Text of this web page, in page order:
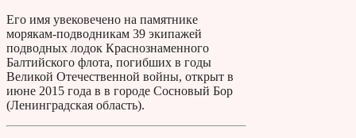
Его имя увековечено на памятнике
морякам-подводникам 39 экипажей
подводных лодок Краснознаменного
Балтийского флота, погибших в годы
Великой Отечественной войны, открыт в
июне 2015 года в в городе Сосновый Бор
(Ленинградская область).